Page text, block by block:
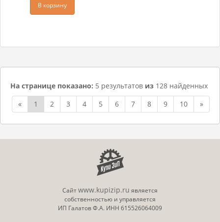
В корзину
На странице показано: 5 результатов из 128 найденных
«
1 2 3 4 5 6 7 8 9 10 »
Сайтwww.kupizip.ru является
собственностью и управляется
ИП Галатов Ф.А. ИНН 615526064009